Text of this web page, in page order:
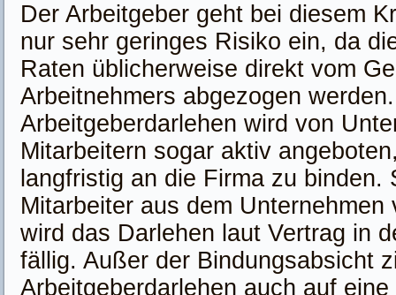
Der Arbeitgeber geht bei diesem
nur sehr geringes Risiko ein, da
Raten üblicherweise direkt vom
Arbeitnehmers abgezogen
Arbeitgeberdarlehen wird von
Mitarbeitern sogar aktiv
langfristig an die Firma zu binden.
Mitarbeiter aus dem Unternehmen
wird das Darlehen laut Vertrag in
fällig. Außer der Bindungsabsicht
Arbeitgeberdarlehen auch auf